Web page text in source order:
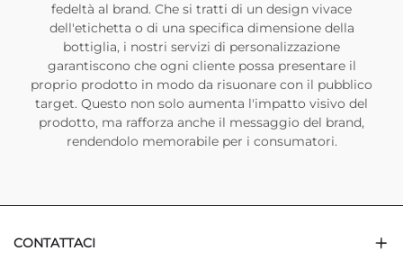
fedeltà al brand. Che si tratti di un design vivace
dell'etichetta o di una specifica dimensione della
bottiglia, i nostri servizi di personalizzazione
garantiscono che ogni cliente possa presentare il
proprio prodotto in modo da risuonare con il pubblico
target. Questo non solo aumenta l'impatto visivo del
prodotto, ma rafforza anche il messaggio del brand,
rendendolo memorabile per i consumatori.
CONTATTACI